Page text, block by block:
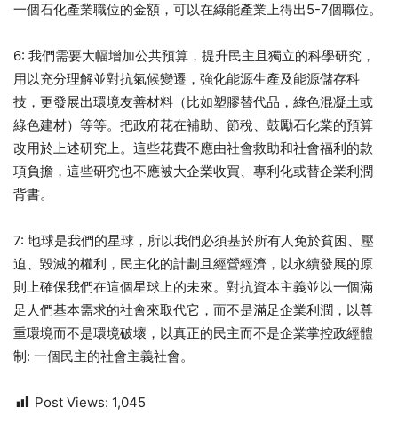
一個石化產業職位的金額，可以在綠能產業上得出5-7個職位。
6: 我們需要大幅增加公共預算，提升民主且獨立的科學研究，
用以充分理解並對抗氣候變遷，強化能源生產及能源儲存科
技，更發展出環境友善材料（比如塑膠替代品，綠色混凝土或
綠色建材）等等。把政府花在補助、節稅、鼓勵石化業的預算
改用於上述研究上。這些花費不應由社會救助和社會福利的款
項負擔，這些研究也不應被大企業收買、專利化或替企業利潤
背書。
7: 地球是我們的星球，所以我們必須基於所有人免於貧困、壓
迫、毀滅的權利，民主化的計劃且經營經濟，以永續發展的原
則上確保我們在這個星球上的未來。對抗資本主義並以一個滿
足人們基本需求的社會來取代它，而不是滿足企業利潤，以尊
重環境而不是環境破壞，以真正的民主而不是企業掌控政經體
制: 一個民主的社會主義社會。
Post Views: 1,045